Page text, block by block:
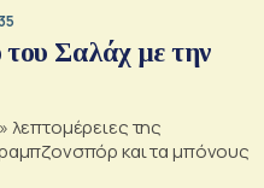
Σαλάχ με την
λεπτομέρειες της
και τα μπόνους